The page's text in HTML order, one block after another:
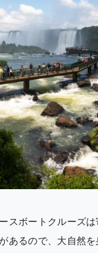
スボートクルーズ
あるので、大自然